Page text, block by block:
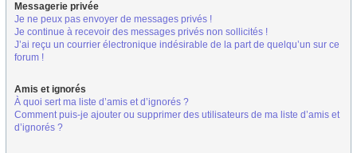
Messagerie privée
Je ne peux pas envoyer de messages privés !
Je continue à recevoir des messages privés non sollicités !
J’ai reçu un courrier électronique indésirable de la part de quelqu’un sur ce
forum !
Amis et ignorés
À quoi sert ma liste d’amis et d’ignorés ?
Comment puis-je ajouter ou supprimer des utilisateurs de ma liste d’amis et
d’ignorés ?